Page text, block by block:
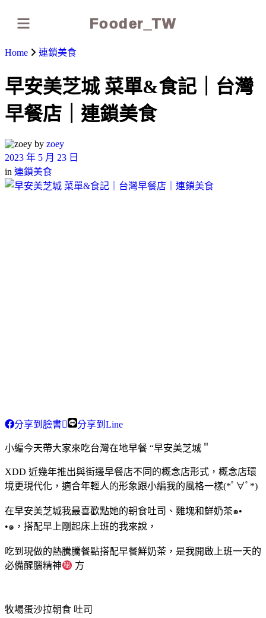
Fooder_TW
Home 連鎖美食
早安美芝城 菜單&食記｜台灣
早餐店｜連鎖美食
by zoey
2023 年 5 月 23 日
in 連鎖美食
分享到臉書 分享到Line
小編今天帶大家來吃台灣在地早餐 “早安美芝城＂
XDD 近幾年推出與街邊早餐店不同的概念店形式，概念店環
境更現代化，適合年輕人的形象跟小編我的風格一樣(*ﾟ∀ﾟ*)
在早安美芝城我最喜歡點她的朝食吐司、雞塊和鮮奶茶๑•
•๑，搭配早上剛起床上班的我來說，
吃到現做的熱騰騰餐點搭配早餐鮮奶茶，是我開啟上班一天的
必備醒腦精神
方
牧場蛋沙拉朝食 吐司